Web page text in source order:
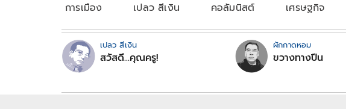
การเมือง เปลว สีเงิน คอลัมนิสต์ เศรษฐกิจ
เปลว สีเงิน
สวัสดี...คุณครู!
ผักกาดหอม
ขวางทางปืน